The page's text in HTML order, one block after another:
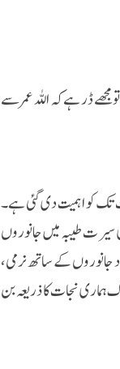
ڈر ہے کہ اللہ عمر سے
تک کو اہمیت دی گئی ہے۔
سیرت طیبہ میں جانوروں
کے ساتھ نرمی،
ہماری نجات کا ذریعہ بن